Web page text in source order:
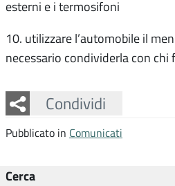
esterni e i termosifoni
10. utilizzare l’automobile il
necessario condividerla con chi
Condividi
Facebook
Twitter
Whatsapp
Pubblicato in Comunicati
Cerca